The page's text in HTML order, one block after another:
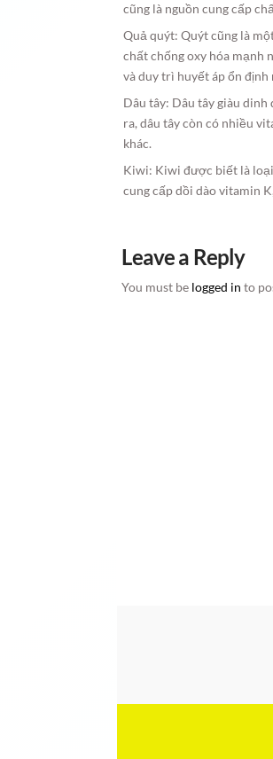
cũng là nguồn cung cấp
Quả quýt: Quýt cũng là
chất chống oxy hóa mạnh
và duy trì huyết áp ổn định
Dâu tây: Dâu tây giàu
ra, dâu tây còn có nhiều
khác.
Kiwi: Kiwi được biết là loại
cung cấp dồi dào vitamin
Leave a Reply
You must be logged in to